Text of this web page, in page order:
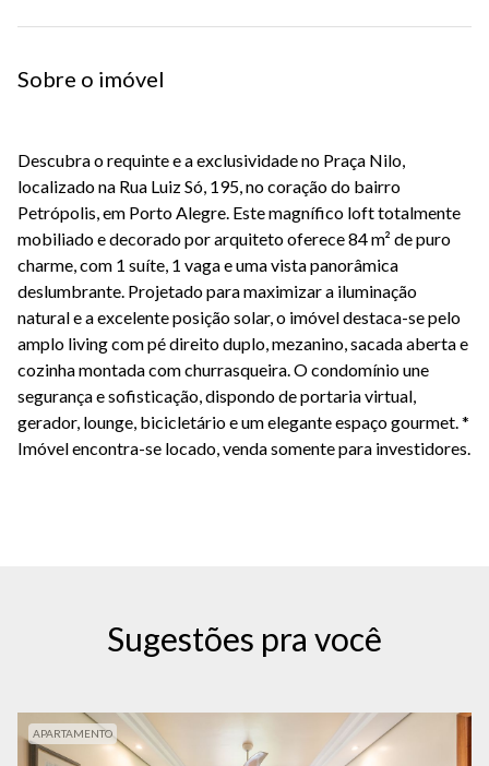
Sobre o imóvel
Descubra o requinte e a exclusividade no Praça Nilo,
localizado na Rua Luiz Só, 195, no coração do bairro
Petrópolis, em Porto Alegre. Este magnífico loft totalmente
mobiliado e decorado por arquiteto oferece 84 m² de puro
charme, com 1 suíte, 1 vaga e uma vista panorâmica
deslumbrante. Projetado para maximizar a iluminação
natural e a excelente posição solar, o imóvel destaca-se pelo
amplo living com pé direito duplo, mezanino, sacada aberta e
cozinha montada com churrasqueira. O condomínio une
segurança e sofisticação, dispondo de portaria virtual,
gerador, lounge, bicicletário e um elegante espaço gourmet. *
Imóvel encontra-se locado, venda somente para investidores.
Sugestões pra você
APARTAMENTO